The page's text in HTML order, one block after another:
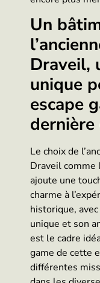
Un
Draveil,
unique
escape
Le choix de
Draveil comme
ajoute une
charme à
historique,
unique et son
est le cadre
game de cette
différentes